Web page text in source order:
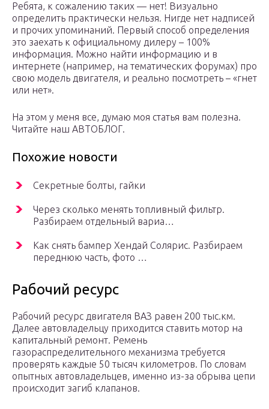
Ребята, к сожалению таких — нет! Визуально
определить практически нельзя. Нигде нет надписей
и прочих упоминаний. Первый способ определения
это заехать к официальному дилеру – 100%
информация. Можно найти информацию и в
интернете (например, на тематических форумах) про
свою модель двигателя, и реально посмотреть – «гнет
или нет».
На этом у меня все, думаю моя статья вам полезна.
Читайте наш АВТОБЛОГ.
Похожие новости
Секретные болты, гайки
Через сколько менять топливный фильтр.
Разбираем отдельный вариа…
Как снять бампер Хендай Солярис. Разбираем
переднюю часть, фото …
Рабочий ресурс
Рабочий ресурс двигателя ВАЗ равен 200 тыс.км.
Далее автовладельцу приходится ставить мотор на
капитальный ремонт. Ремень
газораспределительного механизма требуется
проверять каждые 50 тысяч километров. По словам
опытных автовладельцев, именно из-за обрыва цепи
происходит загиб клапанов.